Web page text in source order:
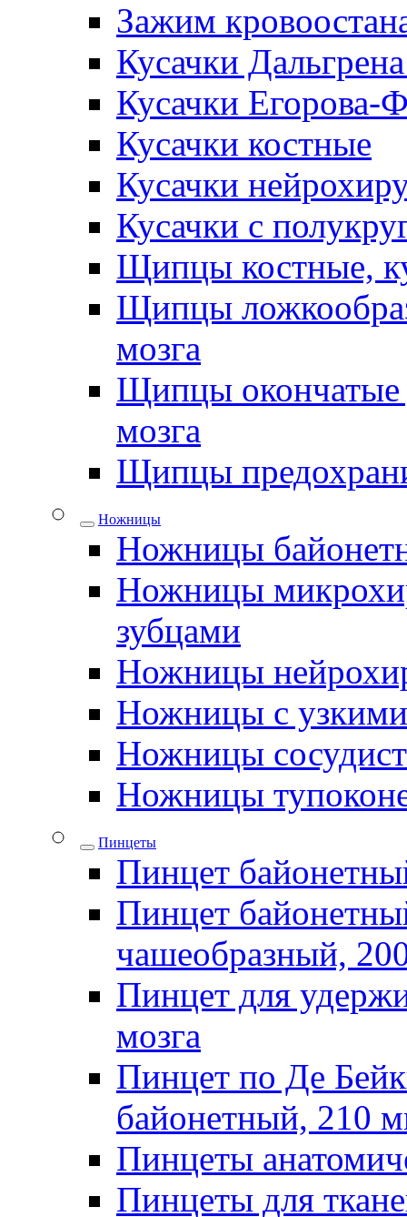
Зажим
Кусачки
Кусачки Егорова-
Кусачки костные
Кусачки
Кусачки с
Щипцы костные,
Щипцы
мозга
Щипцы окончатые
мозга
Щипцы
Ножницы
Ножницы
Ножницы
зубцами
Ножницы
Ножницы с узкими
Ножницы
Ножницы
Пинцеты
Пинцет
Пинцет
чашеобразный,
Пинцет для
мозга
Пинцет по Де
байонетный, 210
Пинцеты
Пинцеты для